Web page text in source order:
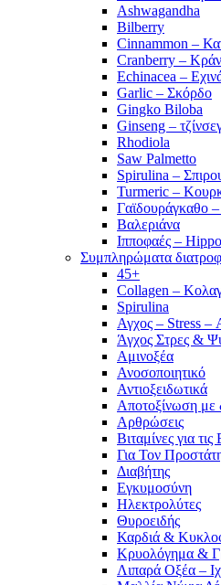
Ashwagandha
Bilberry
Cinnammon –
Cranberry –
Echinacea –
Garlic – Σκόρδο
Gingko Biloba
Ginseng –
Rhodiola
Saw Palmetto
Spirulina –
Turmeric –
Γαϊδουράγκαθο
Βαλεριάνα
Ιπποφαές –
Συμπληρώματα
45+
Collagen –
Spirulina
Αγχος – Stress –
Άγχος Στρες &
Αμινοξέα
Ανοσοποιητικό
Αντιοξειδωτικά
Αποτοξίνωση με
Αρθρώσεις
Βιταμίνες για τις
Για Τον
Διαβήτης
Εγκυμοσύνη
Ηλεκτρολύτες
Θυροειδής
Καρδιά &
Κρυολόγημα &
Λιπαρά Οξέα –